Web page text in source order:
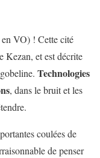
en VO) ! Cette cité
Kezan, et est décrite
Technologies
, dans le bruit et les
coulées de
de penser